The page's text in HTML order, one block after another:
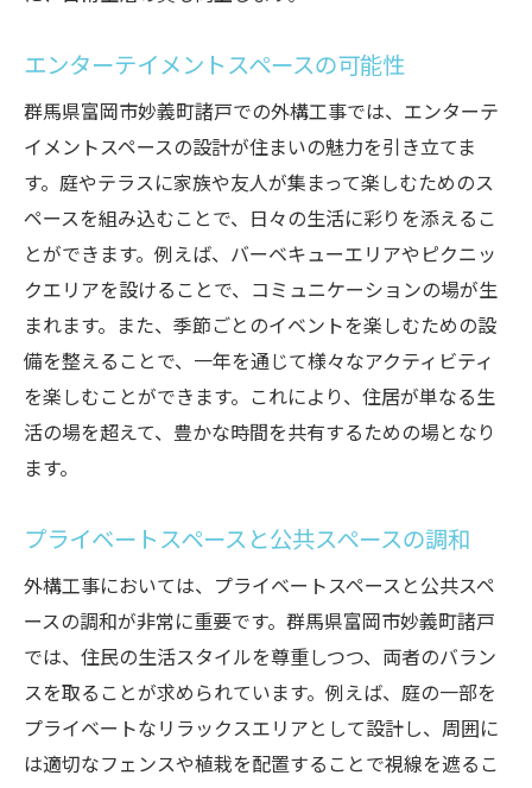
エンターテイメントスペースの可能性
群馬県富岡市妙義町諸戸での外構工事では、エンターテ
イメントスペースの設計が住まいの魅力を引き立てま
す。庭やテラスに家族や友人が集まって楽しむためのス
ペースを組み込むことで、日々の生活に彩りを添えるこ
とができます。例えば、バーベキューエリアやピクニッ
クエリアを設けることで、コミュニケーションの場が生
まれます。また、季節ごとのイベントを楽しむための設
備を整えることで、一年を通じて様々なアクティビティ
を楽しむことができます。これにより、住居が単なる生
活の場を超えて、豊かな時間を共有するための場となり
ます。
プライベートスペースと公共スペースの調和
外構工事においては、プライベートスペースと公共スペ
ースの調和が非常に重要です。群馬県富岡市妙義町諸戸
では、住民の生活スタイルを尊重しつつ、両者のバラン
スを取ることが求められています。例えば、庭の一部を
プライベートなリラックスエリアとして設計し、周囲に
は適切なフェンスや植栽を配置することで視線を遮るこ